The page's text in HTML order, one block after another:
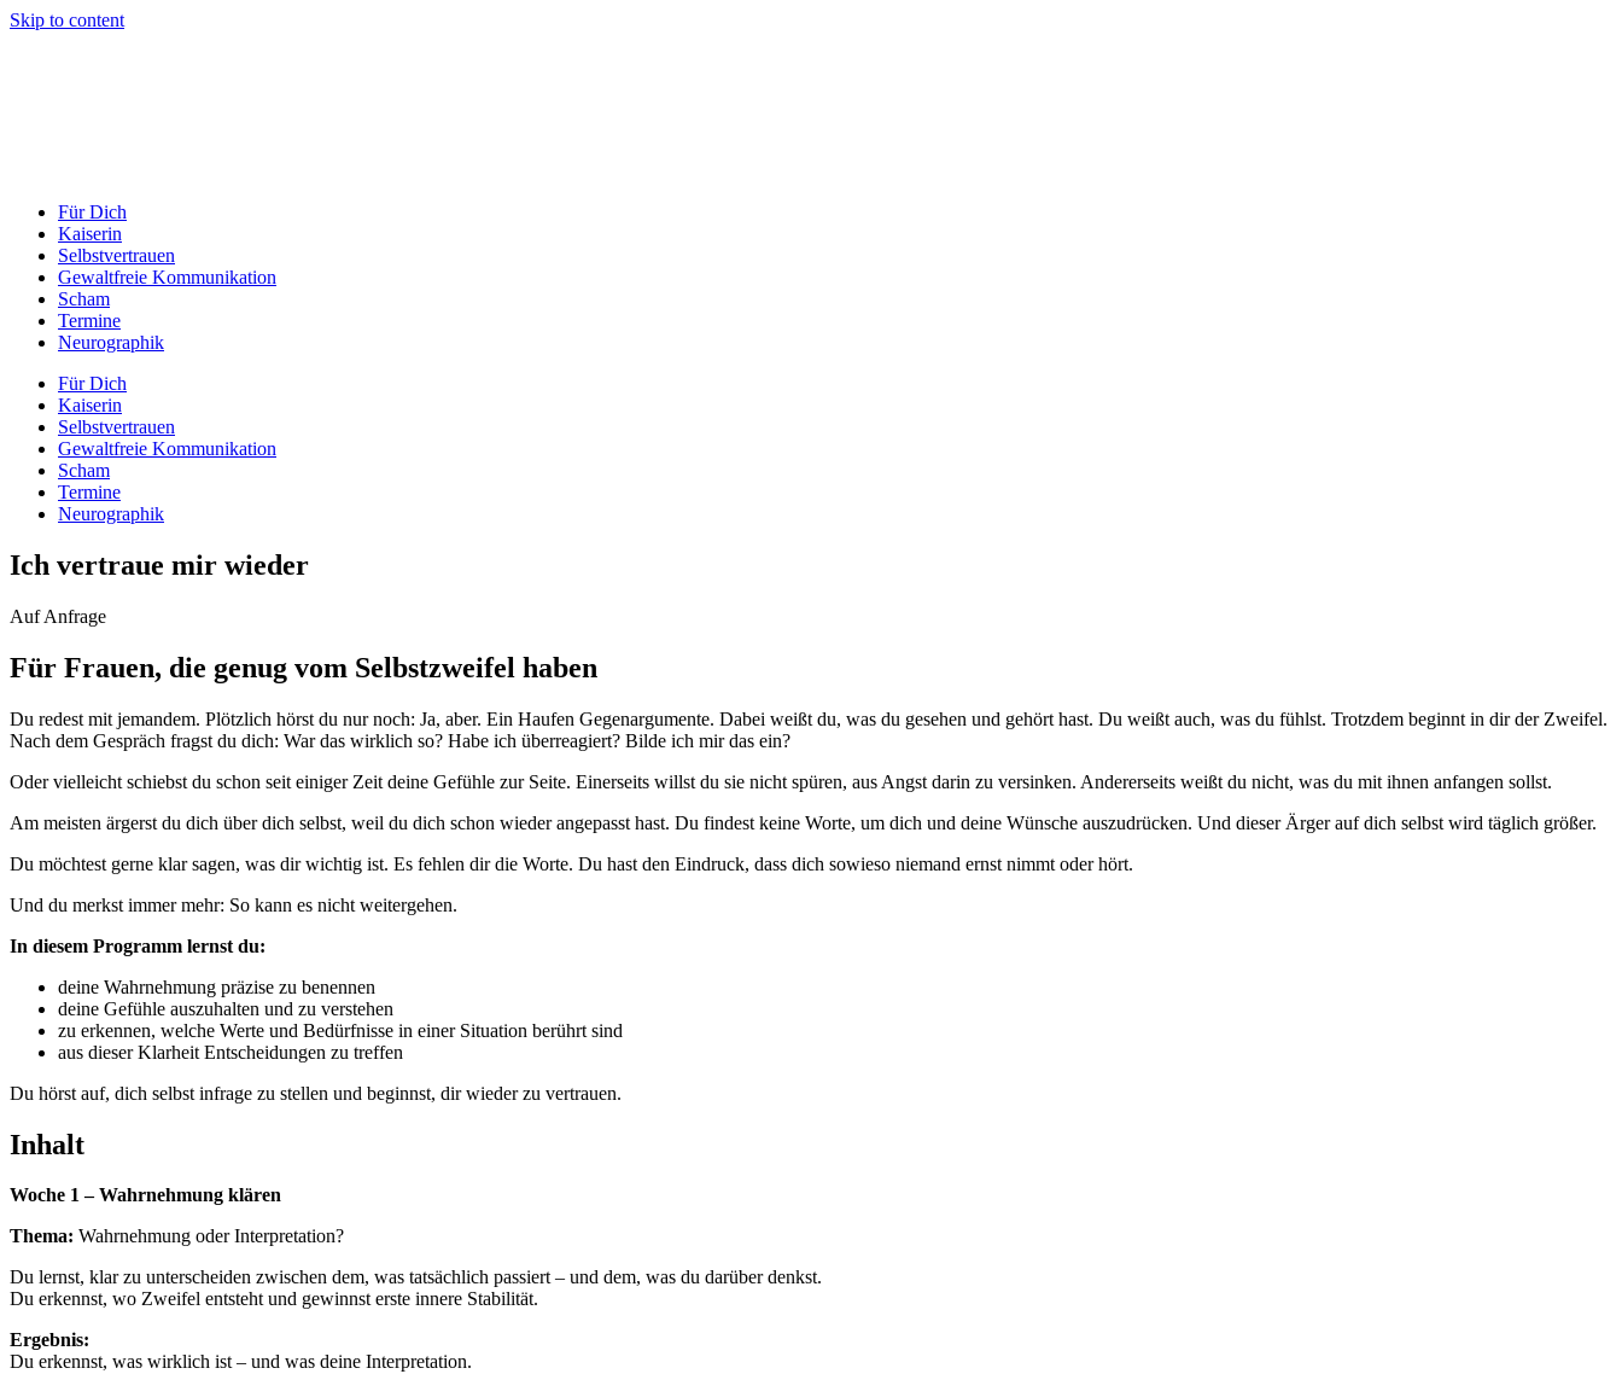
Skip to content
Für Dich
Kaiserin
Selbstvertrauen
Gewaltfreie Kommunikation
Scham
Termine
Neurographik
Für Dich
Kaiserin
Selbstvertrauen
Gewaltfreie Kommunikation
Scham
Termine
Neurographik
Ich vertraue mir wieder
Auf Anfrage
Für Frauen, die genug vom Selbstzweifel haben
Du redest mit jemandem. Plötzlich hörst du nur noch: Ja, aber. Ein Haufen Gegenargumente. Dabei weißt du, was du gesehen und gehört hast. Du weißt auch, was du fühlst. Trotzdem beginnt in dir der Zweifel.
Nach dem Gespräch fragst du dich: War das wirklich so? Habe ich überreagiert? Bilde ich mir das ein?
Oder vielleicht schiebst du schon seit einiger Zeit deine Gefühle zur Seite. Einerseits willst du sie nicht spüren, aus Angst darin zu versinken. Andererseits weißt du nicht, was du mit ihnen anfangen sollst.
Am meisten ärgerst du dich über dich selbst, weil du dich schon wieder angepasst hast. Du findest keine Worte, um dich und deine Wünsche auszudrücken. Und dieser Ärger auf dich selbst wird täglich größer.
Du möchtest gerne klar sagen, was dir wichtig ist. Es fehlen dir die Worte. Du hast den Eindruck, dass dich sowieso niemand ernst nimmt oder hört.
Und du merkst immer mehr: So kann es nicht weitergehen.
In diesem Programm lernst du:
deine Wahrnehmung präzise zu benennen
deine Gefühle auszuhalten und zu verstehen
zu erkennen, welche Werte und Bedürfnisse in einer Situation berührt sind
aus dieser Klarheit Entscheidungen zu treffen
Du hörst auf, dich selbst infrage zu stellen und beginnst, dir wieder zu vertrauen.
Inhalt
Woche 1 – Wahrnehmung klären
Thema: Wahrnehmung oder Interpretation?
Du lernst, klar zu unterscheiden zwischen dem, was tatsächlich passiert – und dem, was du darüber denkst.
Du erkennst, wo Zweifel entsteht und gewinnst erste innere Stabilität.
Ergebnis:
Du erkennst, was wirklich ist – und was deine Interpretation.